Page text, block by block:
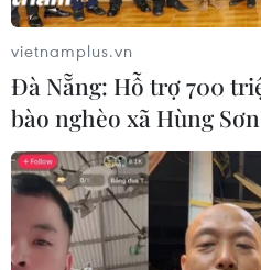
vietnamplus.vn
Đà Nẵng: Hỗ trợ 700
bào nghèo xã Hùng Sơn